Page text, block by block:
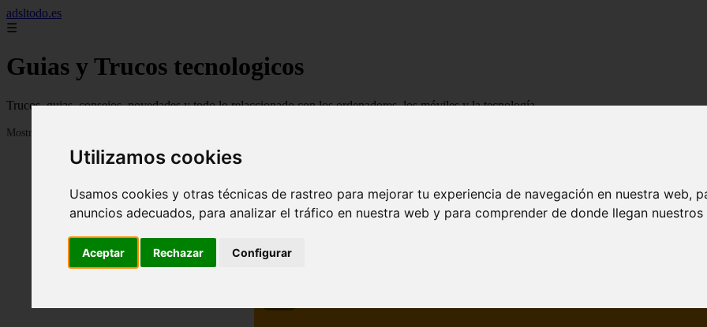
Utilizamos cookies
Usamos cookies y otras técnicas de rastreo para mejorar tu experiencia de navegación en nuestra web,
anuncios adecuados, para analizar el tráfico en nuestra web y para comprender de donde llegan
Aceptar Rechazar Configurar
adsltodo.es
☰
Guias y Trucos tecnologicos
Trucos, guias, consejos, novedades y todo lo relaccionado con los ordenadores, los móviles y la tecnología
Mostrando 1 - 24 de 148 artículos